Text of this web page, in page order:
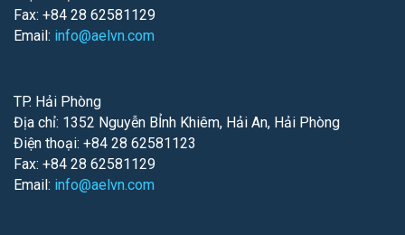
Fax: +84 28 62581129
Email: info@aelvn.com
TP. Hải Phòng
Địa chỉ: 1352 Nguyễn BỈnh Khiêm, Hải An, Hải Phòng
Điện thoại: +84 28 62581123
Fax: +84 28 62581129
Email: info@aelvn.com